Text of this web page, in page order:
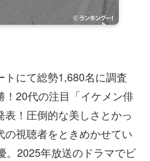
トにて総勢1,680名に調査
！20代の注目「イケメン俳
！圧倒的な美しさとかっ
の視聴者をときめかせてい
。2025年放送のドラマでビ